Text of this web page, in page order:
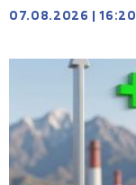
07.08.2026 16:20